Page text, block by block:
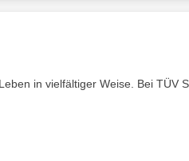
in vielfältiger Weise. Bei TÜV